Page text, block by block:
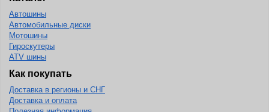
Автошины
Автомобильные диски
Мотошины
Гироскутеры
ATV шины
Как покупать
Доставка в регионы и СНГ
Доставка и оплата